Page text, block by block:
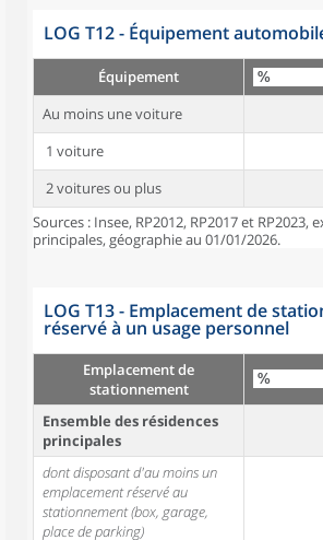
LOG T12 - Équipement
Équipement
Au moins une voiture
1 voiture
2 voitures ou plus
Sources : Insee, RP2012, RP2017 et RP2023,
principales, géographie au 01/01/2026.
LOG T13 - Emplacement de
réservé à un usage personnel
Emplacement de
stationnement
Ensemble des résidences
principales
dont disposant d'au moins un
emplacement réservé au
stationnement (box, garage,
place de parking)